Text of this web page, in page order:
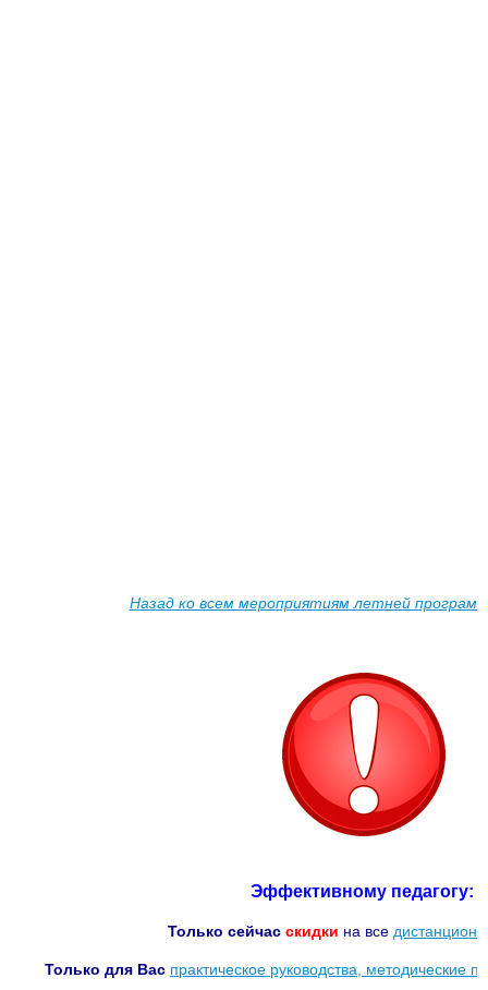
Назад ко всем мероприятиям летней
Эффективному педагогу:
Только сейчас скидки на все
Только для Вас практическое руководства, методические